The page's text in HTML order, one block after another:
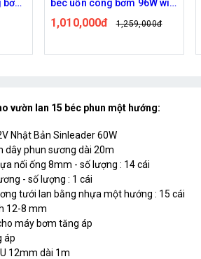
béc uốn cong bơm 96W wifi
van từ ren 21 ra 12mm
1,010,000đ 1,259,000đ
vườn lan 15 béc phun một hướng:
Nhật Bản Sinleader 60W
dây phun sương dài 20m
nối ống 8mm - số lượng : 14 cái
- số lượng : 1 cái
tưới lan bằng nhựa một hướng : 15 cái
12-8 mm
máy bơm tăng áp
áp
12mm dài 1m